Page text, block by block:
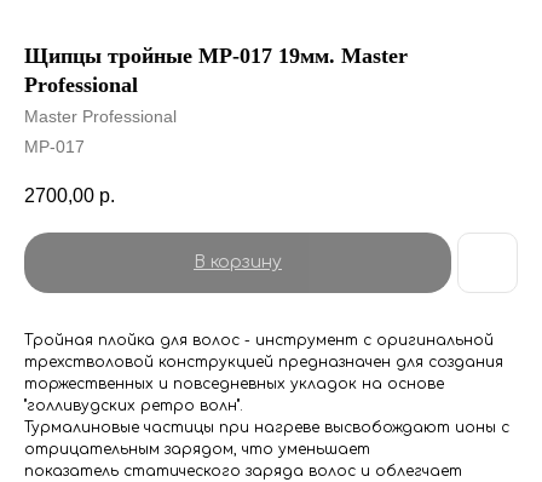
Щипцы тройные MP-017 19мм. Master
Professional
Master Professional
MP-017
2700,00 р.
В корзину
Тройная плойка для волос - инструмент с оригинальной
трехстволовой конструкцией предназначен для создания
торжественных и повседневных укладок на основе
"голливудских ретро волн".
Турмалиновые частицы при нагреве высвобождают ионы с
отрицательным зарядом, что уменьшает
показатель статического заряда волос и облегчает